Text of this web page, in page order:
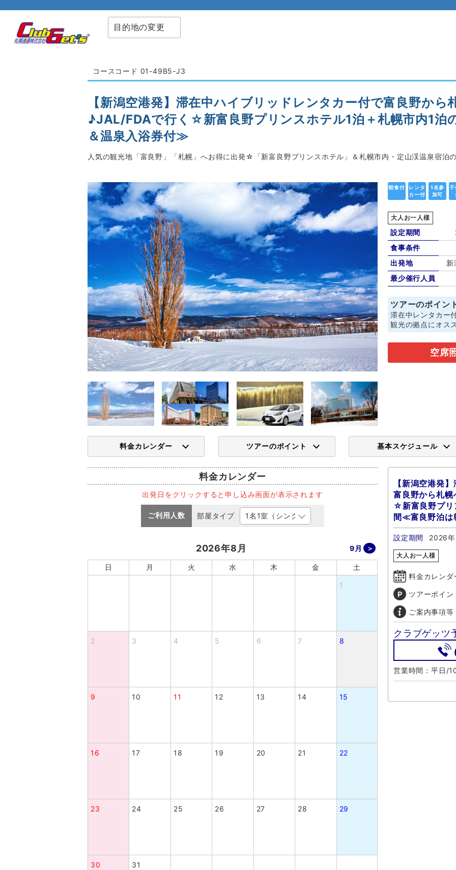
目的地の変更
コースコード 01-49B5-J3
【新潟空港発】滞在中ハイブリッドレンタカー付で富良野から
♪JAL/FDAで行く☆新富良野プリンスホテル1泊＋札幌市内1泊
＆温泉入浴券付≫
人気の観光地「富良野」「札幌」へお得に出発☆「新富良野プリンスホテル」＆札幌市内・定山渓温泉宿泊の
朝食付
レンタ
カー付
1名参
加可
子
大人お一人様
設定期間
食事条件
出発地
新
最少催行人員
ツアーのポイン
滞在中レンタカー
観光の拠点にオス
空席
料金カレンダー ツアーのポイント 基本スケジュール
料金カレンダー
出発日をクリックすると申し込み画面が表示されます
ご利用人数 部屋タイプ
2026年8月 9月
日 月 火 水 木 金 土
1
2 3 4 5 6 7 8
9 10 11 12 13 14 15
16 17 18 19 20 21 22
23 24 25 26 27 28 29
30 31
【新潟空港発
富良野から札
☆新富良野プリ
間≪富良野泊
設定期間 2026
大人お一人様
料金カレンダ
ツアーポイン
ご案内事項等
クラブゲッツ
営業時間：平日/